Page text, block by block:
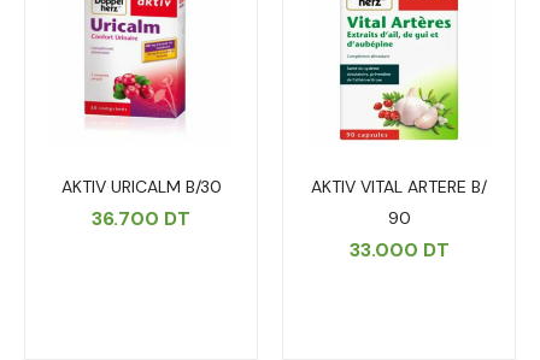
AKTIV URICALM B/30
36.700 DT
AKTIV VITAL ARTERE B/
90
33.000 DT